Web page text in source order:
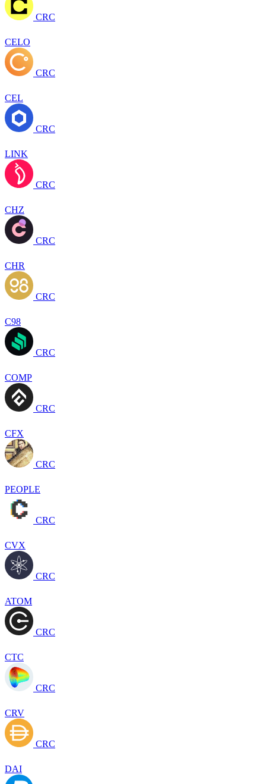
CRC
CELO
CRC
CEL
CRC
LINK
CRC
CHZ
CRC
CHR
CRC
C98
CRC
COMP
CRC
CFX
CRC
PEOPLE
CRC
CVX
CRC
ATOM
CRC
CTC
CRC
CRV
CRC
DAI